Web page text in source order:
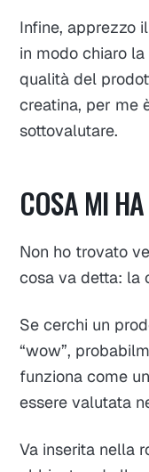
Infine, apprezzo
in modo chiaro
qualità del
creatina, per me
sottovalutare.
COSA MI
Non ho trovato
cosa va detta: la
Se cerchi un
“wow”,
funziona come
essere valutata
Va inserita nella